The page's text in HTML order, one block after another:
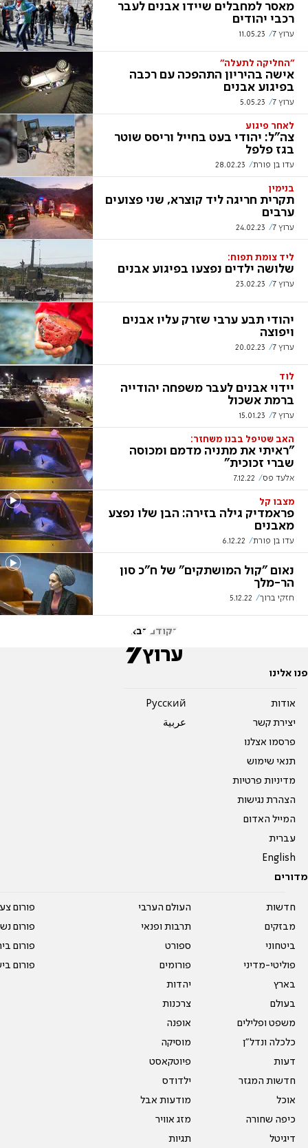
מאסר למחבלים שיידו אבנים לעבר
רכבי יהודים
ערוץ 7 11.05.23
''החליקה לתעלה''
אישה בהיריון התהפכה עם רכבה
בפיגוע אבנים
ערוץ 7 5.05.23
לאחר פיגוע
צה"ל: יהודי בעט בחייל וריסס שוטר
בגז פלפל
עדו בן פורת 28.02.23
בנימין
תקרית חריגה ליד קוצרא, שני פצועים
ערבים
ערוץ 7 24.02.23
ליד צומת תפוח:
שלושה ילדים נפצעו בפיגוע אבנים
ערוץ 7 23.02.23
יהודי תבע ערבי שזרק עליו אבנים
ויפוצה
ערוץ 7 20.02.23
לוד
יידוי אבנים לעבר משפחה יהודייה
ברמת אשכול
ערוץ 7 15.01.23
האב שטיפל בבנו משחזר:
"ראיתי את מתניה מדמם ומכוסה
שברי זכוכית"
אלעד פס 7.12.22
מצבו קל
פראמדיק גילה בזירה: הבן שלו נפצע
מאבנים
עדו בן פורת 6.12.22
נאום "קול המושתקים" של ח"כ סון
הר-מלך
חזקי ברוך 5.12.22
הקודם הבא
פנו אלינו
אודות
יצירת קשר
פרסמו אצלנו
תנאי שימוש
מדיניות פרטיות
הצהרת נגישות
המייל האדום
עברית
English
Pусский
عربية
מדורים
חדשות
מבזקים
ביטחוני
פוליטי-מדיני
בארץ
בעולם
משפט ופלילים
כלכלה ונדל"ן
דעות
חדשות המגזר
אוכל
כיפה שחורה
דיגיטל
העולם הערבי
תרבות ופנאי
ספורט
פורומים
יהדות
צרכנות
אופנה
מוסיקה
פיוטקאסט
ילדודס
מודעות אבל
מזג אוויר
תגיות
פורום
פורום
פורום
פורום